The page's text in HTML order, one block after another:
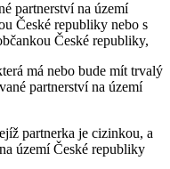
partnerství na území
České republiky nebo s
České republiky,
má nebo bude mít trvalý
partnerství na území
partnerka je cizinkou, a
území České republiky